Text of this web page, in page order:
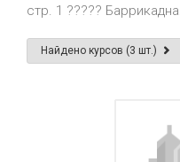
стр. 1 ?????
Найдено курсов (3 шт.)